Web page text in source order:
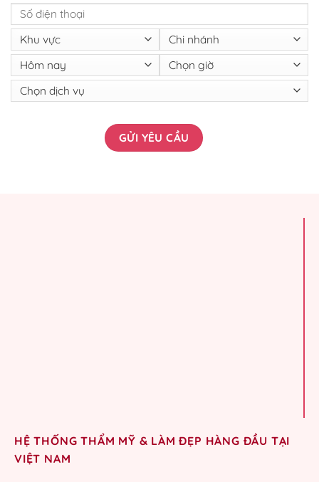
HỆ THỐNG THẨM MỸ & LÀM ĐẸP HÀNG ĐẦU TẠI
VIỆT NAM